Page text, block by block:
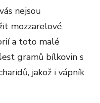
nejsou
mozzarelové
a toto malé
gramů bílkovin s
jakož i vápník